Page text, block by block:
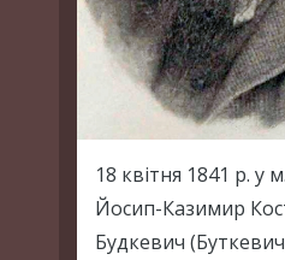
18 квітня 1841 р. у
Йосип-Казимир
Будкевич